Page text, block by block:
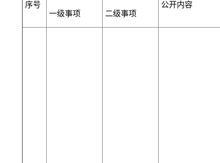
序号
公开内容
一级事项
二级事项